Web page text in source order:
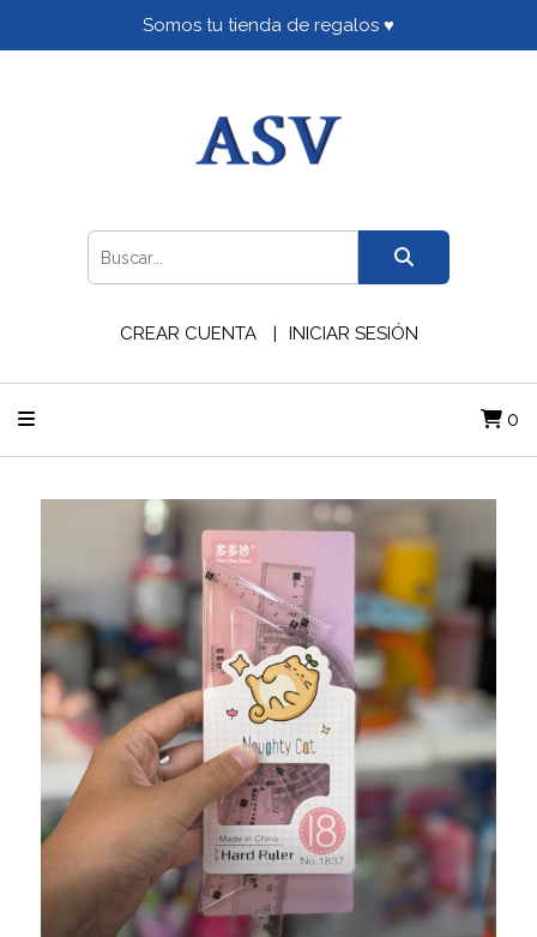
Somos tu tienda de regalos ♥
CREAR CUENTA INICIAR SESIÓN
0